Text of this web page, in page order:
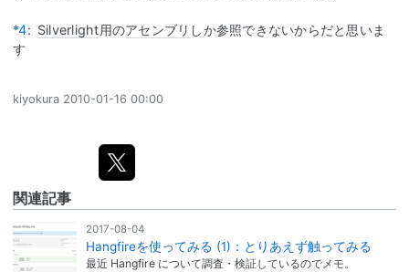
*4: Silverlight用のアセンブリ しか参照できないからだと思いま
す
kiyokura 2010-01-16 00:00
関連記事
2017-08-04
Hangfireを使ってみる (1)：とりあえず触ってみる
最近 Hangfire について調査・検証しているのでメモ。